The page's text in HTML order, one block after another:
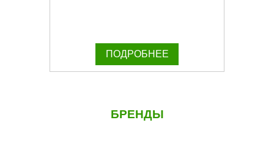
ПОДРОБНЕЕ
БРЕНДЫ